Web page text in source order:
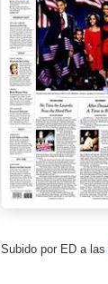
Subido por ED a las